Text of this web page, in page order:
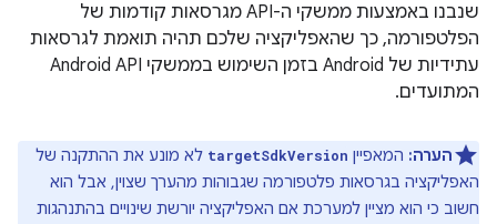
שנבנו באמצעות ממשקי ה-API מגרסאות קודמות של
הפלטפורמה, כך שהאפליקציה שלכם תהיה תואמת לגרסאות
עתידיות של Android בזמן השימוש בממשקי Android API
המתועדים.
הערה: המאפיין targetSdkVersion לא מונע את ההתקנה של
האפליקציה בגרסאות פלטפורמה שגבוהות מהערך שצוין, אבל הוא
חשוב כי הוא מציין למערכת אם האפליקציה יורשת שינויים בהתנהגות